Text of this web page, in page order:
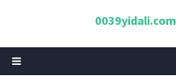
0039yidali.com